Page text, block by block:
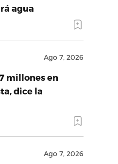
agua
Ago 7, 2026
millones en
dice la
Ago 7, 2026